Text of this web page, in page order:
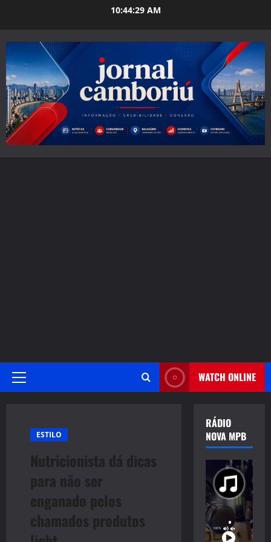
10:44:30 AM
Primary
WATCH ONLINE
ESTILO
Nutricionista dá dicas
para não ser
enganado pelos
chamados produtos
RÁDIO
NOVA MPB